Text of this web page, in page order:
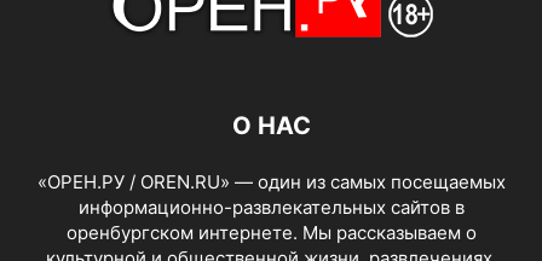
О НАС
«ОРЕН.РУ / OREN.RU» — один из самых посещаемых
информационно-развлекательных сайтов в
оренбургском интернете. Мы рассказываем о